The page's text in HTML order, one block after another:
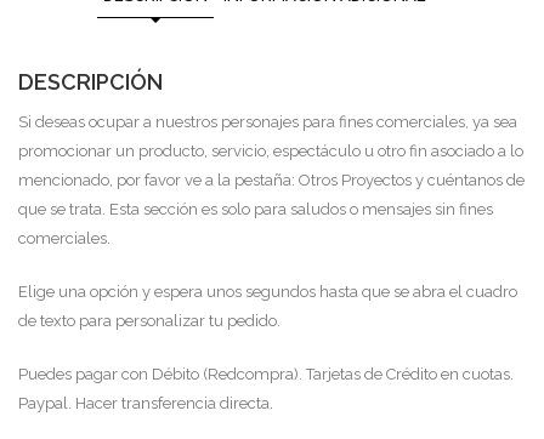
DESCRIPCIÓN
Si deseas ocupar a nuestros personajes para fines comerciales, ya sea
promocionar un producto, servicio, espectáculo u otro fin asociado a lo
mencionado, por favor ve a la pestaña: Otros Proyectos y cuéntanos de
que se trata. Esta sección es solo para saludos o mensajes sin fines
comerciales.
Elige una opción y espera unos segundos hasta que se abra el cuadro
de texto para personalizar tu pedido.
Puedes pagar con Débito (Redcompra). Tarjetas de Crédito en cuotas.
Paypal. Hacer transferencia directa.